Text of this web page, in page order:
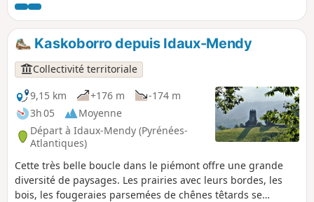
conclurez que ce bois est essentiellement
composé de marronniers, de châtaigners, mais
pas que…Kaskoborro depuis Idaux-Mendy
Collectivité territoriale
9,15 km
+176 m
-174 m
3h 05
Moyenne
Départ à Idaux-Mendy (Pyrénées-
Atlantiques)
Cette très belle boucle dans le piémont offre une grande
diversité de paysages. Les prairies avec leurs bordes, les
bois, les fougeraies parsemées de chênes têtards se